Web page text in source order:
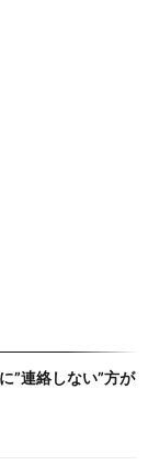
”連絡しない”方が